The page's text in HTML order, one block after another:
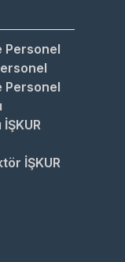
Personel
Personel
İŞKUR
İŞKUR